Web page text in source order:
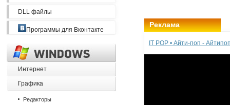
DLL файлы
Программы для Вконтакте
Интернет
Графика
Редакторы
Реклама
IT POP • Айти-поп -